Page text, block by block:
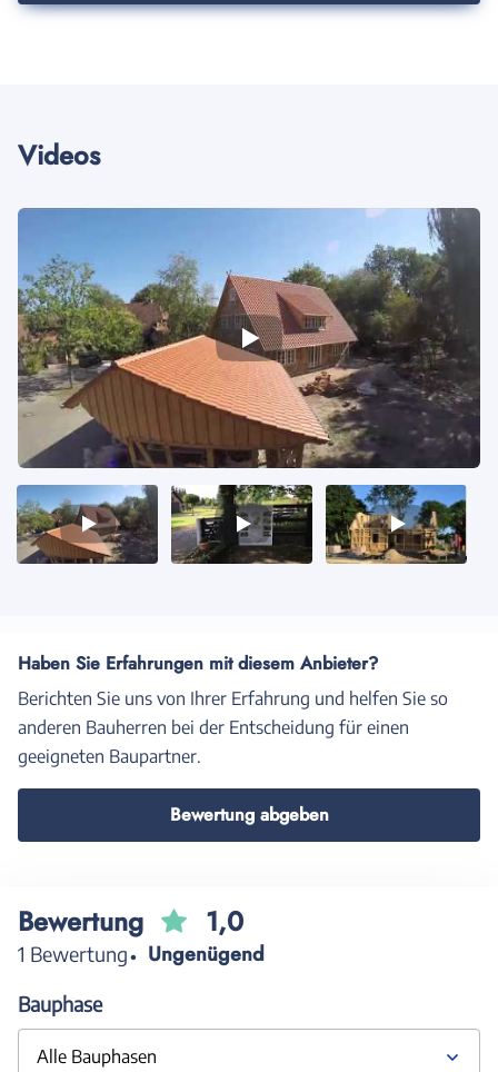
Videos
Video
1
Video
2
Video
3
Haben Sie Erfahrungen mit diesem Anbieter?
Berichten Sie uns von Ihrer Erfahrung und helfen Sie so
anderen Bauherren bei der Entscheidung für einen
geeigneten Baupartner.
Bewertung abgeben
Bewertung 1,0
1 Bewertung Ungenügend
Bauphase
Alle Bauphasen